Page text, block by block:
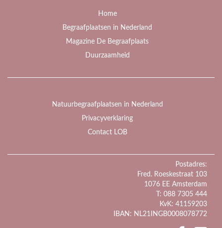
Home
Begraafplaatsen in Nederland
Magazine De Begraafplaats
Duurzaamheid
Natuurbegraafplaatsen in Nederland
Privacyverklaring
Contact LOB
Postadres:
Fred. Roeskestraat 103
1076 EE Amsterdam
T: 088 7305 444
KvK: 41159203
IBAN: NL21INGB0008078772